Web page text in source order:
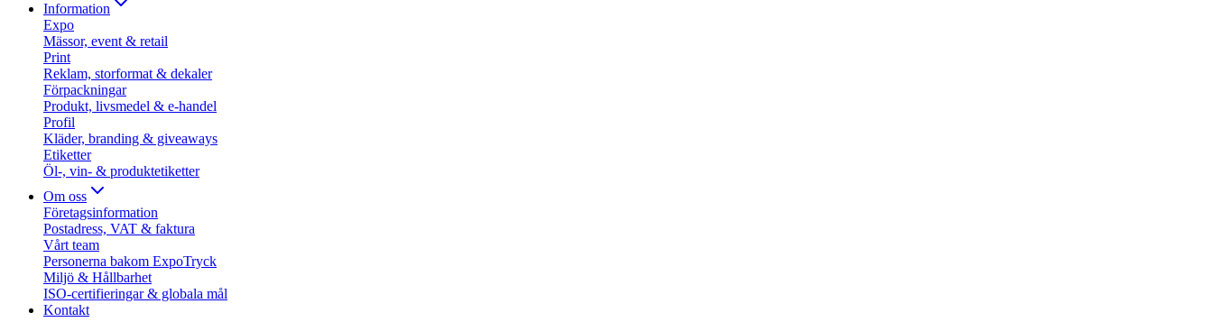
Information
Expo
Mässor, event & retail
Print
Reklam, storformat & dekaler
Förpackningar
Produkt, livsmedel & e-handel
Profil
Kläder, branding & giveaways
Etiketter
Öl-, vin- & produktetiketter
Om oss
Företagsinformation
Postadress, VAT & faktura
Vårt team
Personerna bakom ExpoTryck
Miljö & Hållbarhet
ISO-certifieringar & globala mål
Kontakt